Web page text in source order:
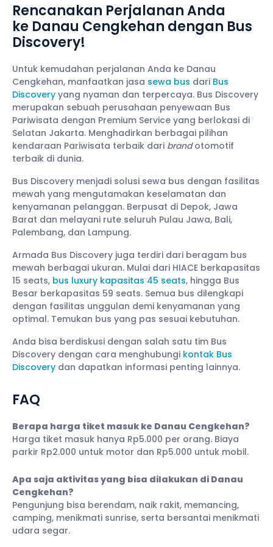
Rencanakan Perjalanan Anda
ke Danau Cengkehan dengan Bus
Discovery!
Untuk kemudahan perjalanan Anda ke Danau
Cengkehan, manfaatkan jasa sewa bus dari Bus
Discovery yang nyaman dan terpercaya. Bus Discovery
merupakan sebuah perusahaan penyewaan Bus
Pariwisata dengan Premium Service yang berlokasi di
Selatan Jakarta. Menghadirkan berbagai pilihan
kendaraan Pariwisata terbaik dari brandotomotif
terbaik di dunia.
Bus Discovery menjadi solusi sewa bus dengan fasilitas
mewah yang mengutamakan keselamatan dan
kenyamanan pelanggan. Berpusat di Depok, Jawa
Barat dan melayani rute seluruh Pulau Jawa, Bali,
Palembang, dan Lampung.
Armada Bus Discovery juga terdiri dari beragam bus
mewah berbagai ukuran. Mulai dari HIACE berkapasitas
15 seats, bus luxury kapasitas 45 seats, hingga Bus
Besar berkapasitas 59 seats. Semua bus dilengkapi
dengan fasilitas unggulan demi kenyamanan yang
optimal. Temukan bus yang pas sesuai kebutuhan.
Anda bisa berdiskusi dengan salah satu tim Bus
Discovery dengan cara menghubungi kontak Bus
Discovery dan dapatkan informasi penting lainnya.
FAQ
Berapa harga tiket masuk ke Danau Cengkehan?
Harga tiket masuk hanya Rp5.000 per orang. Biaya
parkir Rp2.000 untuk motor dan Rp5.000 untuk mobil.
Apa saja aktivitas yang bisa dilakukan di Danau
Cengkehan?
Pengunjung bisa berendam, naik rakit, memancing,
camping, menikmati sunrise, serta bersantai menikmati
udara segar.